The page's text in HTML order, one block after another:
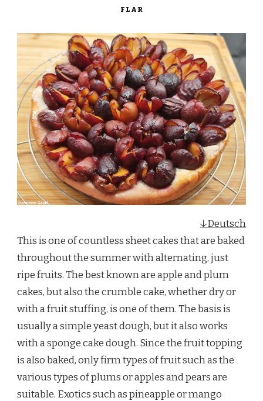
FLAR
↓Deutsch
This is one of countless sheet cakes that are baked
throughout the summer with alternating, just
ripe fruits. The best known are apple and plum
cakes, but also the crumble cake, whether dry or
with a fruit stuffing, is one of them. The basis is
usually a simple yeast dough, but it also works
with a sponge cake dough. Since the fruit topping
is also baked, only firm types of fruit such as the
various types of plums or apples and pears are
suitable. Exotics such as pineapple or mango